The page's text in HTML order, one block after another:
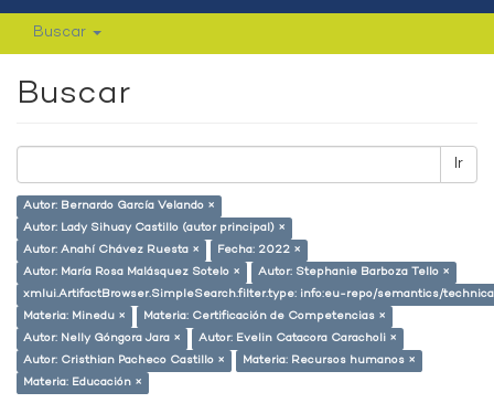
Buscar
Buscar
Ir
Autor: Bernardo García Velando ×
Autor: Lady Sihuay Castillo (autor principal) ×
Autor: Anahí Chávez Ruesta ×
Fecha: 2022 ×
Autor: María Rosa Malásquez Sotelo ×
Autor: Stephanie Barboza Tello ×
xmlui.ArtifactBrowser.SimpleSearch.filter.type: info:eu-repo/semantics/
Materia: Minedu ×
Materia: Certificación de Competencias ×
Autor: Nelly Góngora Jara ×
Autor: Evelin Catacora Caracholi ×
Autor: Cristhian Pacheco Castillo ×
Materia: Recursos humanos ×
Materia: Educación ×